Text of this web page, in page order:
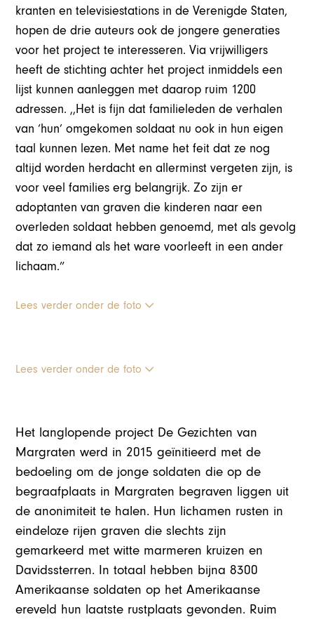
kranten en televisiestations in de Verenigde Staten,
hopen de drie auteurs ook de jongere generaties
voor het project te interesseren. Via vrijwilligers
heeft de stichting achter het project inmiddels een
lijst kunnen aanleggen met daarop ruim 1200
adressen. ,,Het is fijn dat familieleden de verhalen
van ‘hun’ omgekomen soldaat nu ook in hun eigen
taal kunnen lezen. Met name het feit dat ze nog
altijd worden herdacht en allerminst vergeten zijn, is
voor veel families erg belangrijk. Zo zijn er
adoptanten van graven die kinderen naar een
overleden soldaat hebben genoemd, met als gevolg
dat zo iemand als het ware voorleeft in een ander
lichaam.”
Lees verder onder de foto
Lees verder onder de foto
Het langlopende project De Gezichten van
Margraten werd in 2015 geïnitieerd met de
bedoeling om de jonge soldaten die op de
begraafplaats in Margraten begraven liggen uit
de anonimiteit te halen. Hun lichamen rusten in
eindeloze rijen graven die slechts zijn
gemarkeerd met witte marmeren kruizen en
Davidssterren. In totaal hebben bijna 8300
Amerikaanse soldaten op het Amerikaanse
ereveld hun laatste rustplaats gevonden. Ruim